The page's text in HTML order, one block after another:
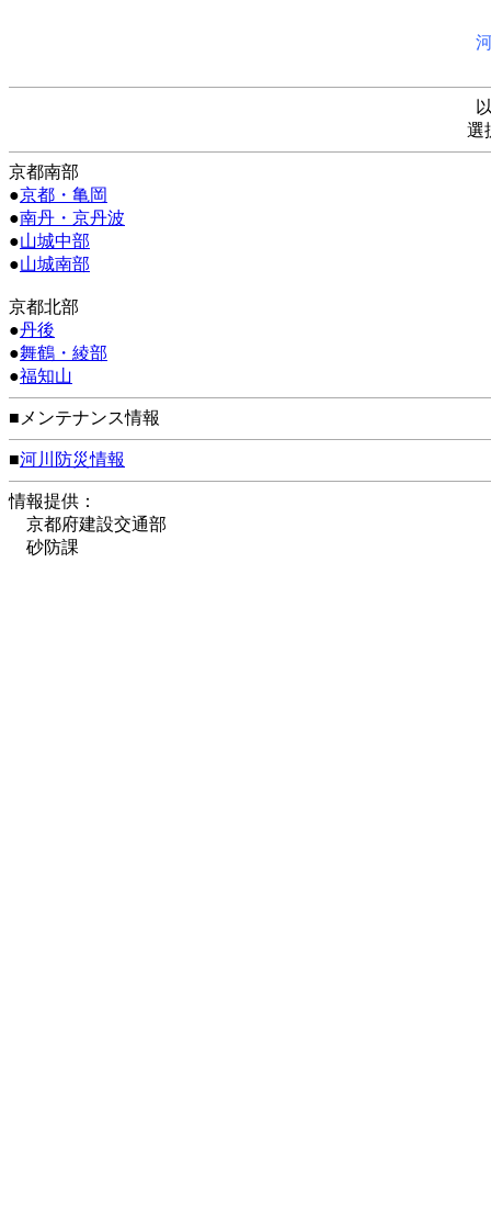
選
京都南部
●京都・亀岡
●南丹・京丹波
●山城中部
●山城南部
京都北部
●丹後
●舞鶴・綾部
●福知山
■メンテナンス情報
■河川防災情報
情報提供：
京都府建設交通部
砂防課